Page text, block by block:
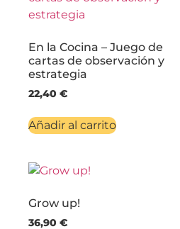
En la Cocina – Juego de
cartas de observación y
estrategia
22,40 €
Añadir al carrito
Grow up!
36,90 €